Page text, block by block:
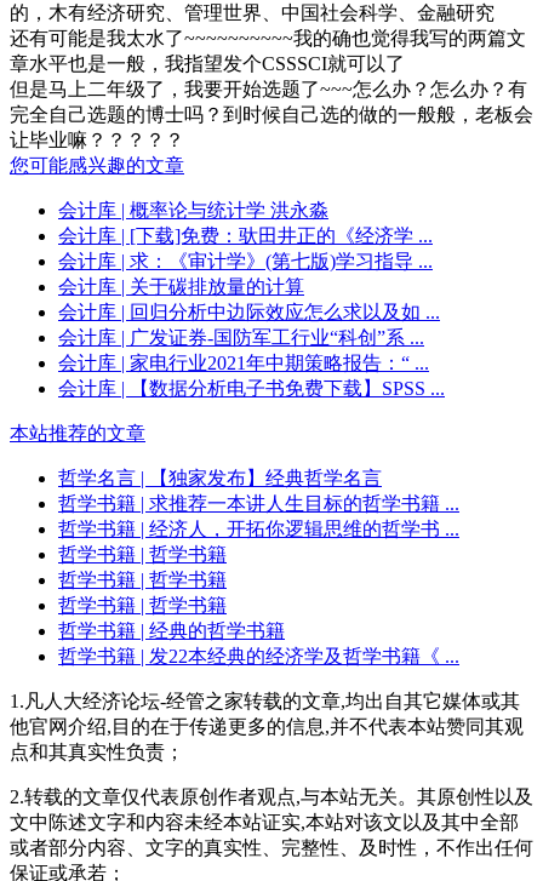
的，木有经济研究、管理世界、中国社会科学、金融研究
还有可能是我太水了~~~~~~~~~~我的确也觉得我写的两篇文
章水平也是一般，我指望发个CSSSCI就可以了
但是马上二年级了，我要开始选题了~~~怎么办？怎么办？有
完全自己选题的博士吗？到时候自己选的做的一般般，老板会
让毕业嘛？？？？？
您可能感兴趣的文章
会计库 | 概率论与统计学 洪永淼
会计库 | [下载]免费：驮田井正的《经济学 ...
会计库 | 求：《审计学》(第七版)学习指导 ...
会计库 | 关于碳排放量的计算
会计库 | 回归分析中边际效应怎么求以及如 ...
会计库 | 广发证券-国防军工行业“科创”系 ...
会计库 | 家电行业2021年中期策略报告：“ ...
会计库 | 【数据分析电子书免费下载】SPSS ...
本站推荐的文章
哲学名言 | 【独家发布】经典哲学名言
哲学书籍 | 求推荐一本讲人生目标的哲学书籍 ...
哲学书籍 | 经济人，开拓你逻辑思维的哲学书 ...
哲学书籍 | 哲学书籍
哲学书籍 | 哲学书籍
哲学书籍 | 哲学书籍
哲学书籍 | 经典的哲学书籍
哲学书籍 | 发22本经典的经济学及哲学书籍《 ...
1.凡人大经济论坛-经管之家转载的文章,均出自其它媒体或其
他官网介绍,目的在于传递更多的信息,并不代表本站赞同其观
点和其真实性负责；
2.转载的文章仅代表原创作者观点,与本站无关。其原创性以及
文中陈述文字和内容未经本站证实,本站对该文以及其中全部
或者部分内容、文字的真实性、完整性、及时性，不作出任何
保证或承若；